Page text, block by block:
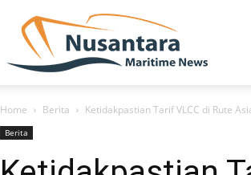
Home Berita Ketidakpastian Tarif VLCC di Rute
Berita